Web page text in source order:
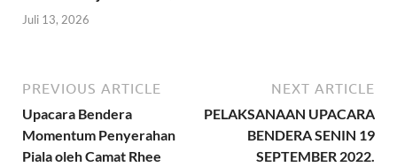
Juli 13, 2026
PREVIOUS ARTICLE
Upacara Bendera
Momentum Penyerahan
Piala oleh Camat Rhee
NEXT ARTICLE
PELAKSANAAN UPACARA
BENDERA SENIN 19
SEPTEMBER 2022.